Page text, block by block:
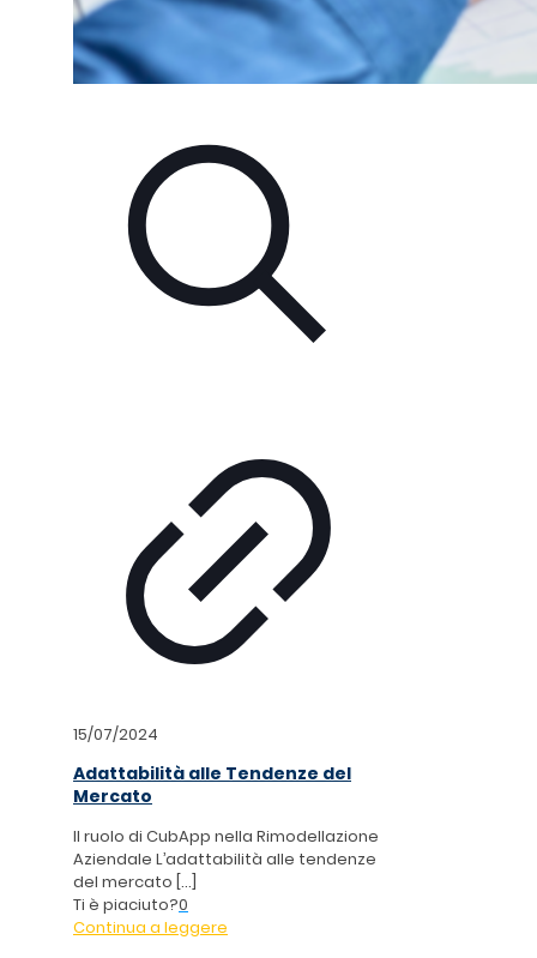
15/07/2024
Adattabilità alle Tendenze del
Mercato
Il ruolo di CubApp nella Rimodellazione
Aziendale L’adattabilità alle tendenze
del mercato […]
Ti è piaciuto?0
Continua a leggere